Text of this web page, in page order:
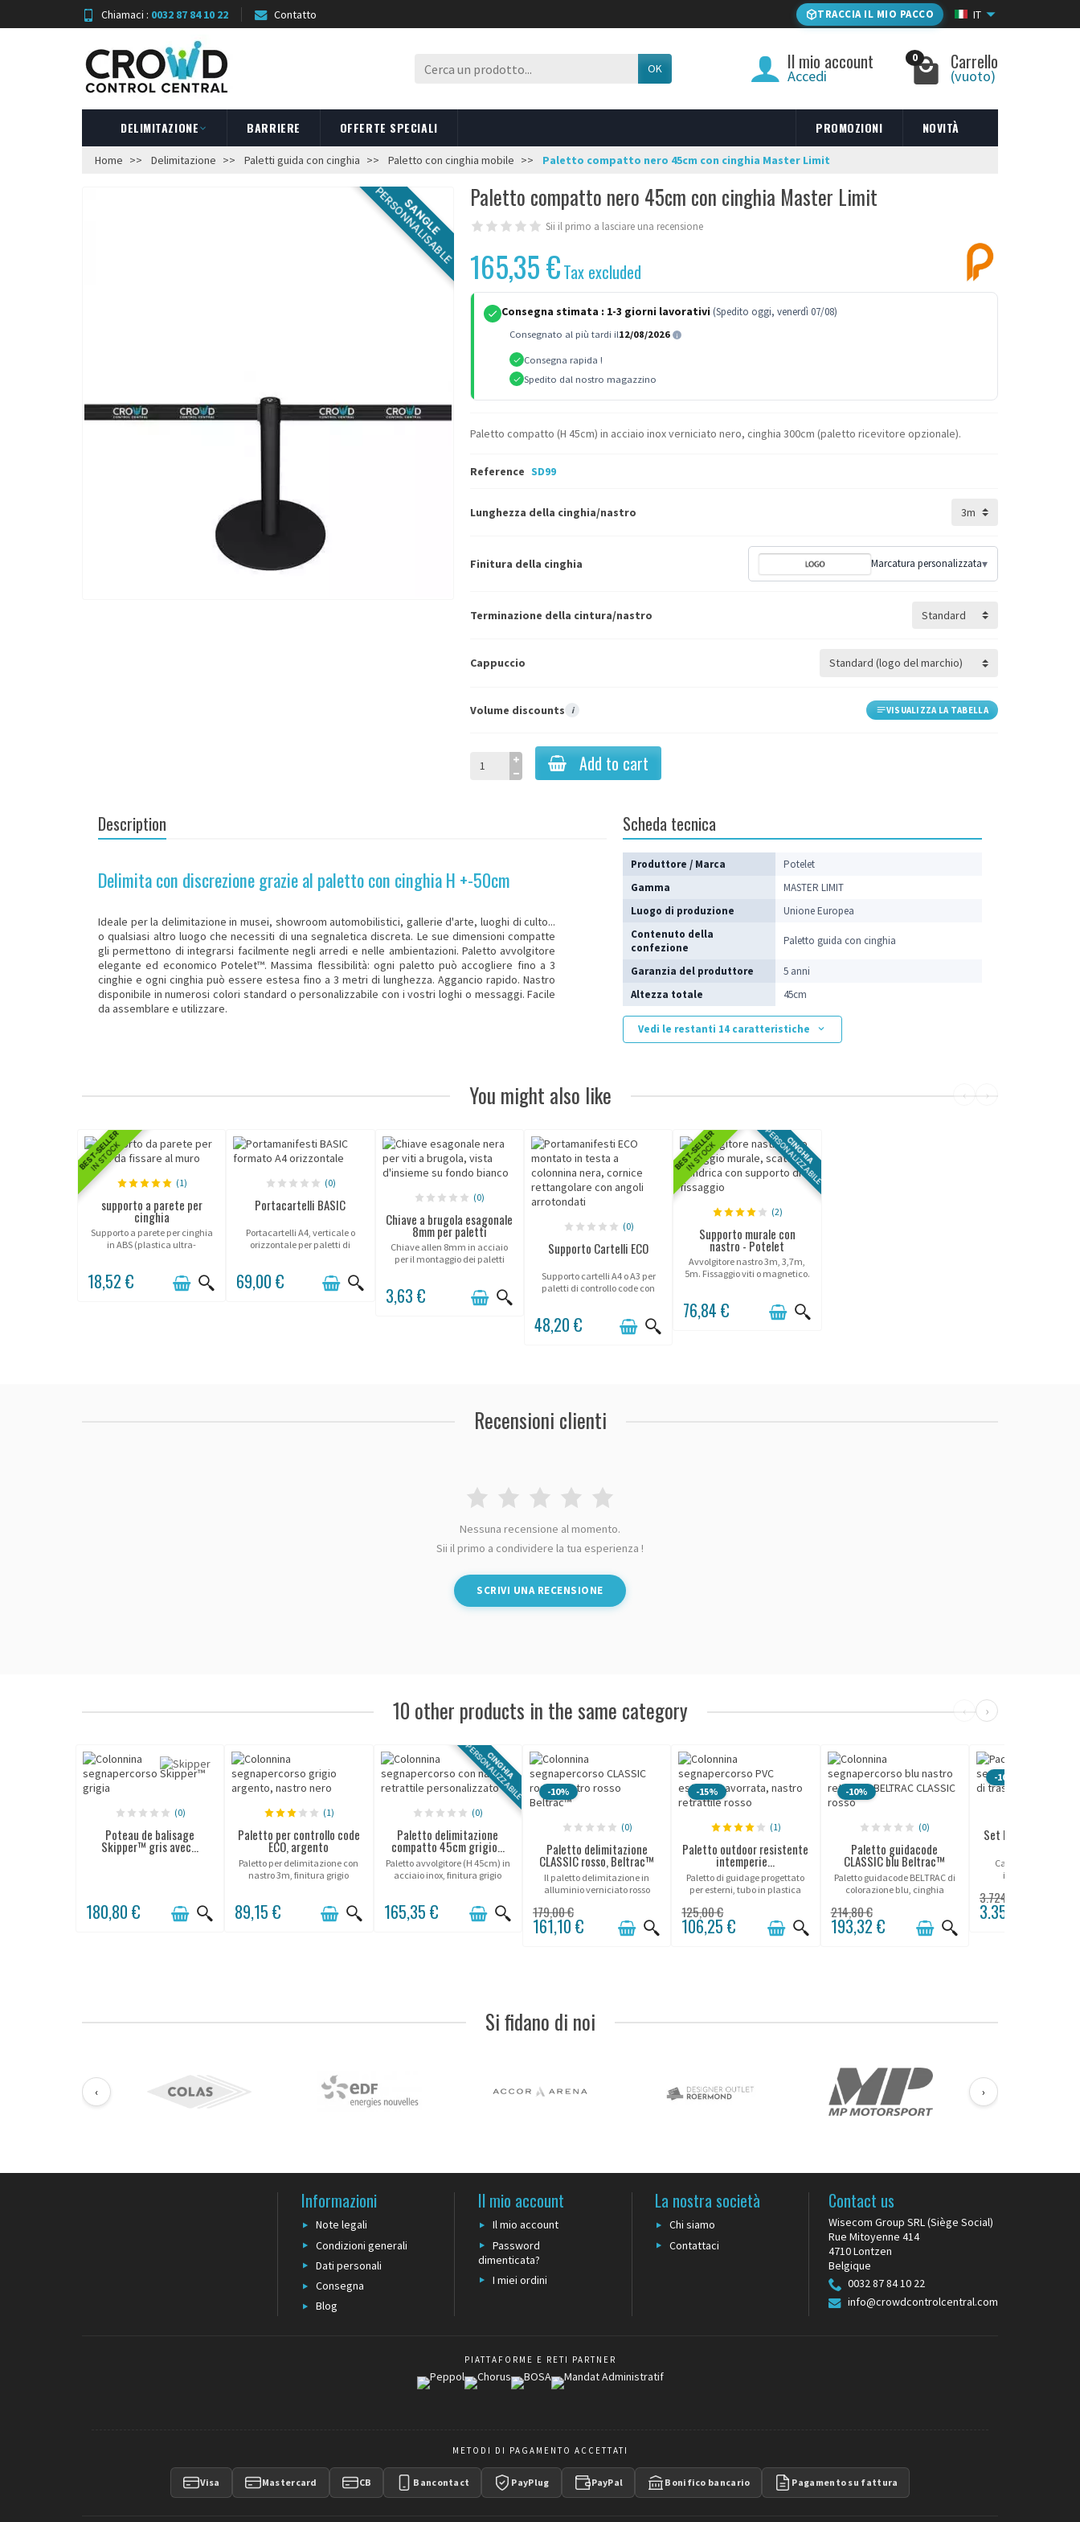
Chiamaci : 0032 87 84 10 22 Contatto TRACCIA IL MIO PACCO IT
OK Il mio account
Accedi
0 Carrello
(vuoto)
DELIMITAZIONE BARRIERE OFFERTE SPECIALI PROMOZIONI NOVITÀ
Home Delimitazione Paletti guida con cinghia Paletto con cinghia mobile Paletto compatto nero 45cm con cinghia Master Limit
SANGLE
PERSONNALISABLE Paletto compatto nero 45cm con cinghia Master Limit
Sii il primo a lasciare una recensione
165,35 €Tax excluded
Consegna stimata : 1-3 giorni lavorativi (Spedito oggi, venerdì 07/08)
Consegnato al più tardi il12/08/2026
Consegna rapida !
Spedito dal nostro magazzino
Paletto compatto (H 45cm) in acciaio inox verniciato nero, cinghia 300cm (paletto ricevitore opzionale).
Reference SD99
Lunghezza della cinghia/nastro
Finitura della cinghia Marcatura personalizzata▾
Terminazione della cintura/nastro
Cappuccio
Volume discounts i VISUALIZZA LA TABELLA
Add to cart
Description
Delimita con discrezione grazie al paletto con cinghia H +-50cm
Ideale per la delimitazione in musei, showroom automobilistici, gallerie d'arte, luoghi di culto...
o qualsiasi altro luogo che necessiti di una segnaletica discreta. Le sue dimensioni compatte
gli permettono di integrarsi facilmente negli arredi e nelle ambientazioni. Paletto avvolgitore
elegante ed economico Potelet™. Massima flessibilità: ogni paletto può accogliere fino a 3
cinghie e ogni cinghia può essere estesa fino a 3 metri di lunghezza. Aggancio rapido. Nastro
disponibile in numerosi colori standard o personalizzabile con i vostri loghi o messaggi. Facile
da assemblare e utilizzare.
Scheda tecnica
Produttore / Marca
Potelet
Gamma
MASTER LIMIT
Luogo di produzione
Unione Europea
Contenuto della
confezione
Paletto guida con cinghia
Garanzia del produttore
5 anni
Altezza totale
45cm
Vedi le restanti 14 caratteristiche
You might also like ‹ ›
BEST-SELLER
IN STOCK
(1)
supporto a parete per
cinghia
Supporto a parete per cinghia
in ABS (plastica ultra-
18,52 €
(0)
Portacartelli BASIC
Portacartelli A4, verticale o
orizzontale per paletti di
69,00 €
(0)
Chiave a brugola esagonale
8mm per paletti
Chiave allen 8mm in acciaio
per il montaggio dei paletti
3,63 €
(0)
Supporto Cartelli ECO
Supporto cartelli A4 o A3 per
paletti di controllo code con
48,20 €
BEST-SELLER
IN STOCK CINGHIA
PERSONALIZZABILE
(2)
Supporto murale con
nastro - Potelet
Avvolgitore nastro 3m, 3,7m,
5m. Fissaggio viti o magnetico.
76,84 €
Recensioni clienti
Nessuna recensione al momento.
Sii il primo a condividere la tua esperienza !
SCRIVI UNA RECENSIONE
10 other products in the same category ‹ ›
(0)
Poteau de balisage
Skipper™ gris avec...
180,80 €
(1)
Paletto per controllo code
ECO, argento
Paletto per delimitazione con
nastro 3m, finitura grigio
89,15 €
CINGHIA
PERSONALIZZABILE
(0)
Paletto delimitazione
compatto 45cm grigio...
Paletto avvolgitore (H 45cm) in
acciaio inox, finitura grigio
165,35 €
-10%
(0)
Paletto delimitazione
CLASSIC rosso, Beltrac™
Il paletto delimitazione in
alluminio verniciato rosso
179,00 €
161,10 €
-15%
(1)
Paletto outdoor resistente
intemperie...
Paletto di guidage progettato
per esterni, tubo in plastica
125,00 €
106,25 €
-10%
(0)
Paletto guidacode
CLASSIC blu Beltrac™
Paletto guidacode BELTRAC di
colorazione blu, cinghia
214,80 €
193,32 €
-10%
Set Premium
Carrello di trasporto
include 25 paletti
3.724,00 €
3.351,60 €
Si fidano di noi
‹ ›
Informazioni
Note legali
Condizioni generali
Dati personali
Consegna
Blog
Il mio account
Il mio account
Password
dimenticata?
I miei ordini
La nostra società
Chi siamo
Contattaci
Contact us
Wisecom Group SRL (Siège Social)
Rue Mitoyenne 414
4710 Lontzen
Belgique
0032 87 84 10 22
info@crowdcontrolcentral.com
PIATTAFORME E RETI PARTNER
METODI DI PAGAMENTO ACCETTATI
Visa Mastercard CB Bancontact PayPlug PayPal Bonifico bancario Pagamento su fattura